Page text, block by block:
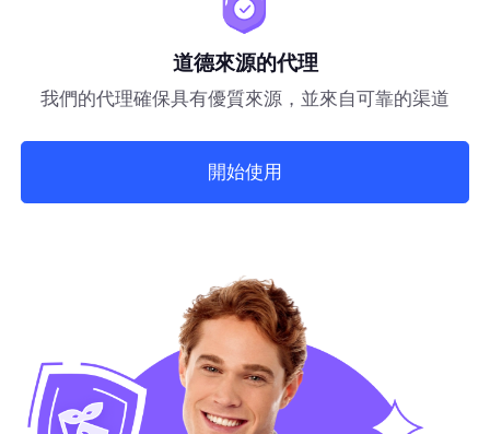
道德來源的代理
我們的代理確保具有優質來源，並來自可靠的渠道
開始使用